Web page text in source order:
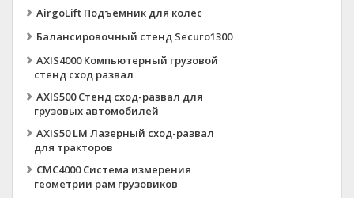
AirgoLift Подъёмник для колёс
Балансировочный стенд Securo1300
AXIS4000 Компьютерный грузовой
стенд сход развал
AXIS500 Стенд сход-развал для
грузовых автомобилей
AXIS50 LM Лазерный сход-развал
для тракторов
CMC4000 Система измерения
геометрии рам грузовиков